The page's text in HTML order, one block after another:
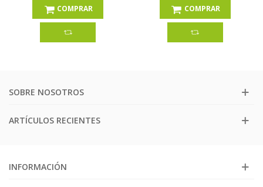
COMPRAR COMPRAR
SOBRE NOSOTROS
ARTÍCULOS RECIENTES
INFORMACIÓN